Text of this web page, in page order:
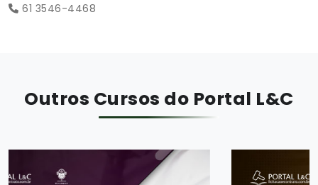
61 3546-4468
Outros Cursos do Portal L&C